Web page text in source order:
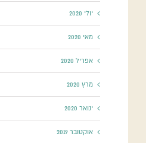
יולי 2020
מאי 2020
אפריל 2020
מרץ 2020
ינואר 2020
אוקטובר 2019